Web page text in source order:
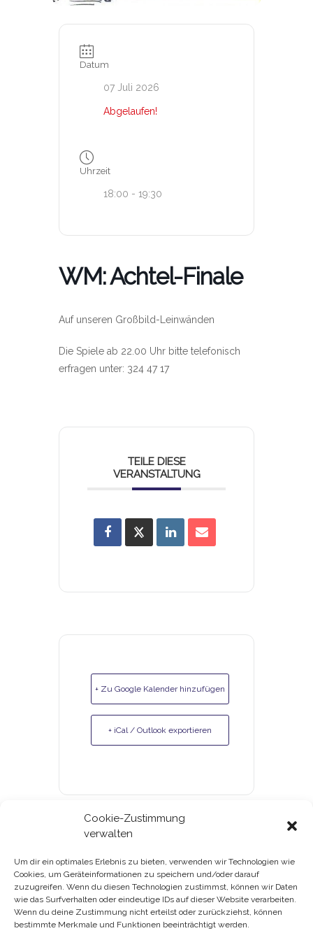
Cookie-Zustimmung
verwalten
Um dir ein optimales Erlebnis zu bieten, verwenden wir Technologien wie
Cookies, um Geräteinformationen zu speichern und/oder darauf
zuzugreifen. Wenn du diesen Technologien zustimmst, können wir Daten
wie das Surfverhalten oder eindeutige IDs auf dieser Website verarbeiten.
Wenn du deine Zustimmung nicht erteilst oder zurückziehst, können
bestimmte Merkmale und Funktionen beeinträchtigt werden.
Datum
07 Juli 2026
Abgelaufen!
Uhrzeit
18:00 - 19:30
WM: Achtel-Finale
Auf unseren Großbild-Leinwänden
Die Spiele ab 22.00 Uhr bitte telefonisch
erfragen unter: 324 47 17
TEILE DIESE
VERANSTALTUNG
+ Zu Google Kalender hinzufügen
+ iCal / Outlook exportieren
Gutscheine & Kundenkarte
Datenschutz